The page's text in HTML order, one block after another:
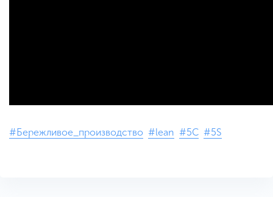
#Бережливое_производство #lean #5С #5S